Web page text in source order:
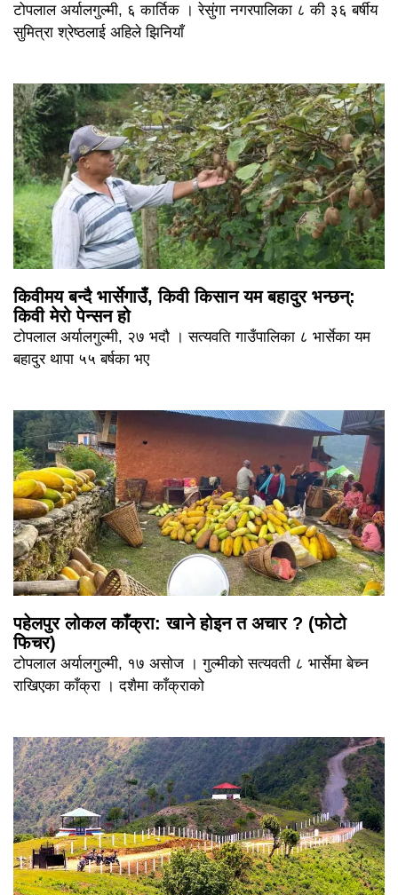
टोपलाल अर्यालगुल्मी, ६ कार्तिक । रेसुंगा नगरपालिका ८ की ३६ बर्षीय
सुमित्रा श्रेष्ठलाई अहिले झिनियाँ
किवीमय बन्दै भार्सेगाउँ, किवी किसान यम बहादुर भन्छन्:
किवी मेरो पेन्सन हो
टोपलाल अर्यालगुल्मी, २७ भदौ । सत्यवति गाउँपालिका ८ भार्सेका यम
बहादुर थापा ५५ बर्षका भए
पहेलपुर लोकल काँक्रा: खाने होइन त अचार ? (फोटो
फिचर)
टोपलाल अर्यालगुल्मी, १७ असोज । गुल्मीको सत्यवती ८ भार्सेमा बेच्न
राखिएका काँक्रा । दशैमा काँक्राको